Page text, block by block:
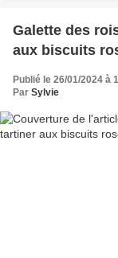
Galette des
aux biscuits
Publié le 26/01/2024 à
Par Sylvie